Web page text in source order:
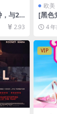
与24
He
盘+迅
删减]
]【手
防和
】
2.93
欧美
[黑色
源
GB][
4
VIP